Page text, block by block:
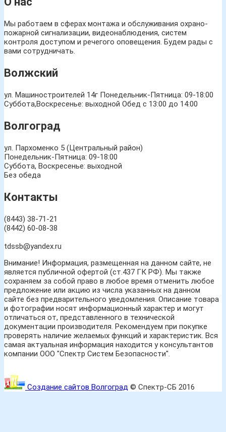
Мы работаем в сферах монтажа и обслуживания охрано-
пожарной сигнализации, видеонаблюдения, систем
контроля доступом и речегого оповещения. Будем рады с
вами сотрудничать.
Волжский
ул. Машиностроителей 14г Понедельник-Пятница: 09-18:00
Суббота,Воскресенье: выходной Обед с 13:00 до 14:00
Волгоград
ул. Пархоменко 5 (Центральный район)
Понедельник-Пятница: 09-18:00
Суббота, Воскресенье: выходной
Без обеда
Контакты
(8443) 38-71-21
(8442) 60-08-38
tdssb@yandex.ru
Внимание! Информация, размещенная на данном сайте, не
является публичной офертой (ст.437 ГК РФ). Мы также
сохраняем за собой право в любое время отменить любое
предложение или акцию из числа указанных на данном
сайте без предварительного уведомления. Описание товара
и фотографии носят информационный характер и могут
отличаться от, представленного в технической
документации производителя. Рекомендуем при покупке
проверять наличие желаемых функций и характеристик. Вся
самая актуальная информация находится у консультантов
компании ООО "Спектр Систем Безопасности".
Создание сайтов Волгоград © Спектр-СБ 2016